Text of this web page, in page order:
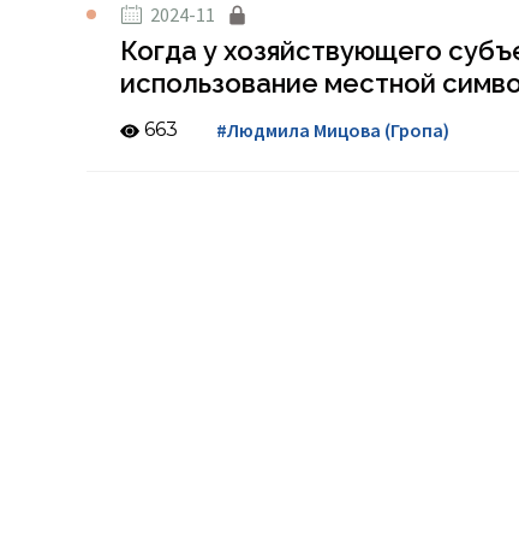
2024-11
Когда у хозяйствующего
использование местной
663 #Людмила Мицова (Гропа)